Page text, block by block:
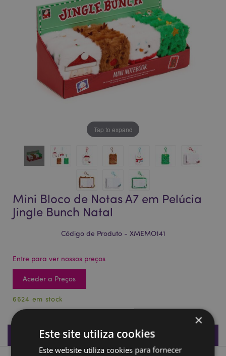
imagens
imagens
Tap to expand
Mini Bloco de Notas A7 em Pelúcia
Jingle Bunch Natal
Código de Produto - XMEMO141
Entre para ver nossos preços
Aceder a Preços
6624 em stock
Especificações do Produto
×
Este site utiliza cookies
Este website utiliza cookies para fornecer